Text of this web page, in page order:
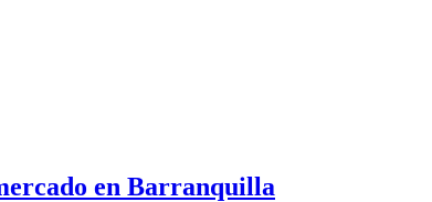
en Barranquilla